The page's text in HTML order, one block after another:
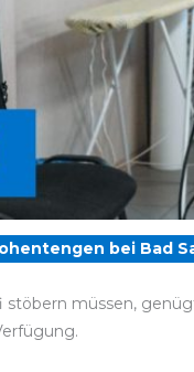
bei Bad
müssen,